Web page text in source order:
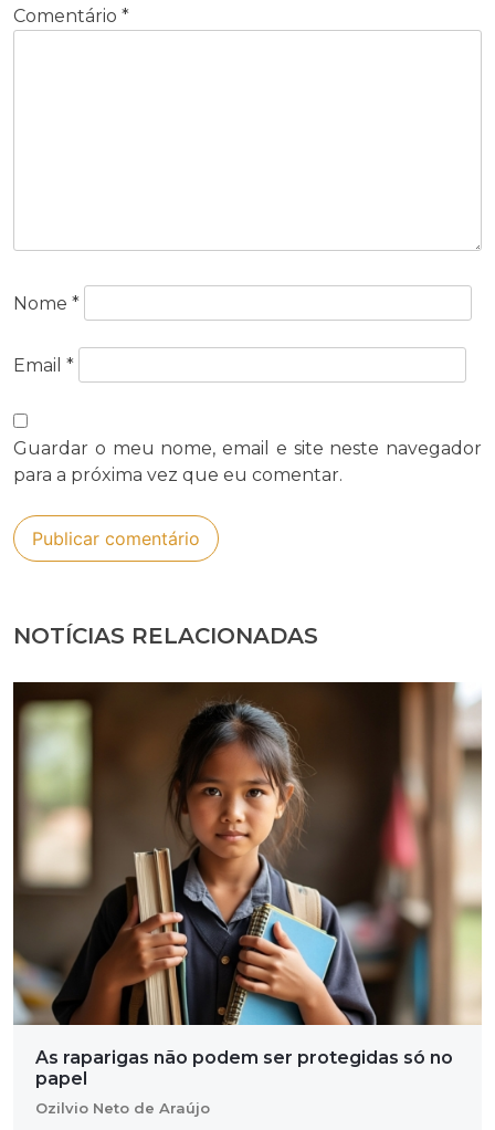
Comentário *
Nome *
Email *
Guardar o meu nome, email e site neste navegador
para a próxima vez que eu comentar.
NOTÍCIAS RELACIONADAS
As raparigas não podem ser protegidas só no
papel
Ozilvio Neto de Araújo